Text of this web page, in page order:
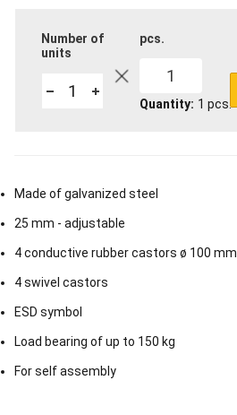
Number of
units
pcs.
1
Quantity 1 pcs.
Made of galvanized steel
25 mm - adjustable
4 conductive rubber castors ø 100 mm
4 swivel castors
ESD symbol
Load bearing of up to 150 kg
For self assembly